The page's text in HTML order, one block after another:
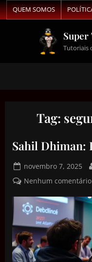
QUEM SOMOS
Tutoriais
Tag:
Sahil Dhiman:
novembro 7, 2025
Nenhum comentário